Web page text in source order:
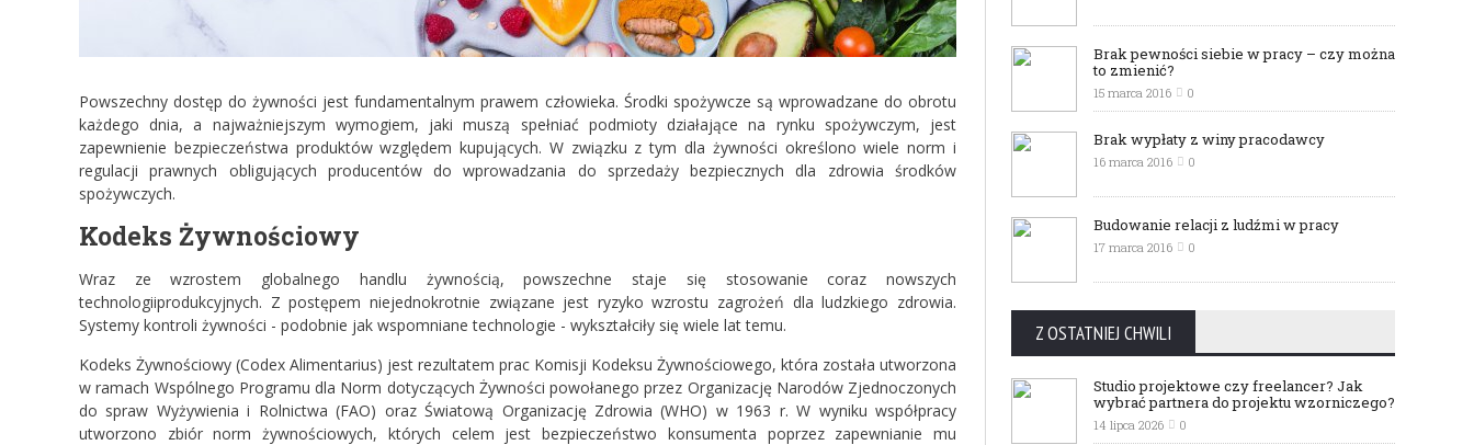
Powszechny dostęp do żywności jest fundamentalnym prawem człowieka. Środki spożywcze są wprowadzane do obrotu
każdego dnia, a najważniejszym wymogiem, jaki muszą spełniać podmioty działające na rynku spożywczym, jest
zapewnienie bezpieczeństwa produktów względem kupujących. W związku z tym dla żywności określono wiele norm i
regulacji prawnych obligujących producentów do wprowadzania do sprzedaży bezpiecznych dla zdrowia środków
spożywczych.
Kodeks Żywnościowy
Wraz ze wzrostem globalnego handlu żywnością, powszechne staje się stosowanie coraz nowszych
technologiiprodukcyjnych. Z postępem niejednokrotnie związane jest ryzyko wzrostu zagrożeń dla ludzkiego zdrowia.
Systemy kontroli żywności - podobnie jak wspomniane technologie - wykształciły się wiele lat temu.
Kodeks Żywnościowy (Codex Alimentarius) jest rezultatem prac Komisji Kodeksu Żywnościowego, która została utworzona
w ramach Wspólnego Programu dla Norm dotyczących Żywności powołanego przez Organizację Narodów Zjednoczonych
do spraw Wyżywienia i Rolnictwa (FAO) oraz Światową Organizację Zdrowia (WHO) w 1963 r. W wyniku współpracy
utworzono zbiór norm żywnościowych, których celem jest bezpieczeństwo konsumenta poprzez zapewnianie mu
Brak pewności siebie w pracy – czy można
to zmienić?
15 marca 2016 0
Brak wypłaty z winy pracodawcy
16 marca 2016 0
Budowanie relacji z ludźmi w pracy
17 marca 2016 0
Z OSTATNIEJ CHWILI
Studio projektowe czy freelancer? Jak
wybrać partnera do projektu wzorniczego?
14 lipca 2026 0